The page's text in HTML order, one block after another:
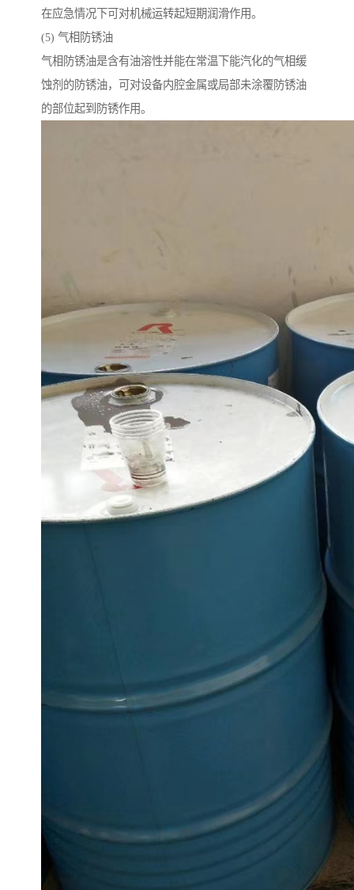
在应急情况下可对机械运转起短期润滑作用。
(5) 气相防锈油
气相防锈油是含有油溶性并能在常温下能汽化的气相缓
蚀剂的防锈油，可对设备内腔金属或局部未涂覆防锈油
的部位起到防锈作用。